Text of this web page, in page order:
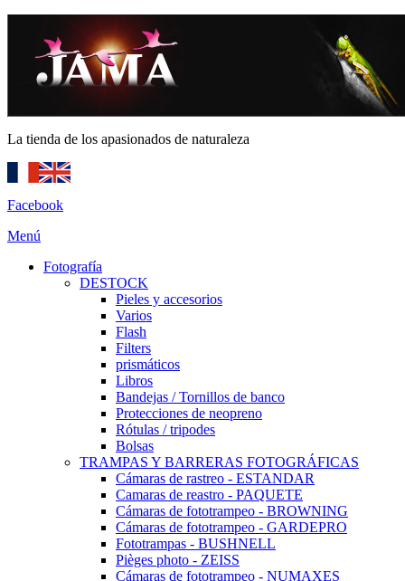
La tienda de los apasionados de naturaleza
Facebook
Menú
Fotografía
DESTOCK
Pieles y accesorios
Varios
Flash
Filters
prismáticos
Libros
Bandejas / Tornillos de banco
Protecciones de neopreno
Rótulas / tripodes
Bolsas
TRAMPAS Y BARRERAS FOTOGRÁFICAS
Cámaras de rastreo - ESTANDAR
Camaras de reastro - PAQUETE
Cámaras de fototrampeo - BROWNING
Cámaras de fototrampeo - GARDEPRO
Fototrampas - BUSHNELL
Pièges photo - ZEISS
Cámaras de fototrampeo - NUMAXES